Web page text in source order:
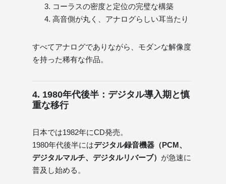
コーラスの密度と定位の完璧な構築
高音側が丸く、アナログらしい耳当たり
すべてアナログでありながら、モダンな解像度
を持った稀有な作品。
4. 1980年代後半：デジタル導入期と慎
重な移行
日本では1982年にCD発売。
1980年代後半にはデジタル録音機器（PCM、
デジタルマルチ、デジタルリバーブ） が急速に
普及し始める。